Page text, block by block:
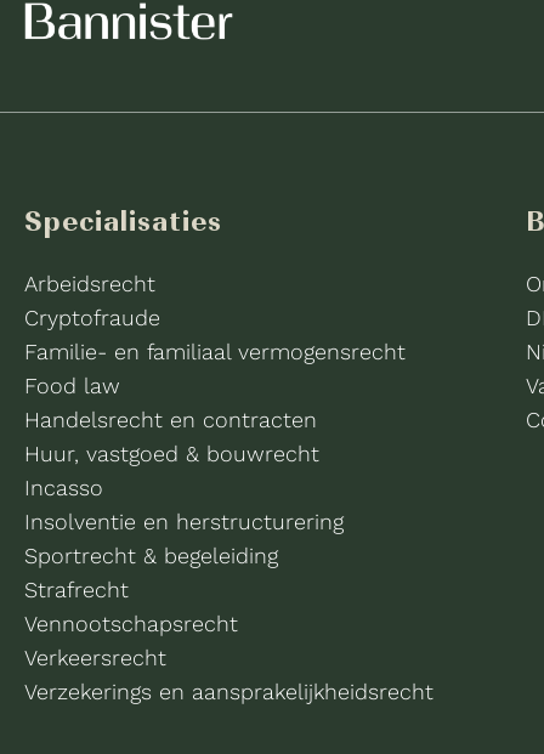
Specialisaties
Arbeidsrecht
Cryptofraude
Familie- en familiaal vermogensrecht
Food law
Handelsrecht en contracten
Huur, vastgoed & bouwrecht
Incasso
Insolventie en herstructurering
Sportrecht & begeleiding
Strafrecht
Vennootschapsrecht
Verkeersrecht
Verzekerings en aansprakelijkheidsrecht